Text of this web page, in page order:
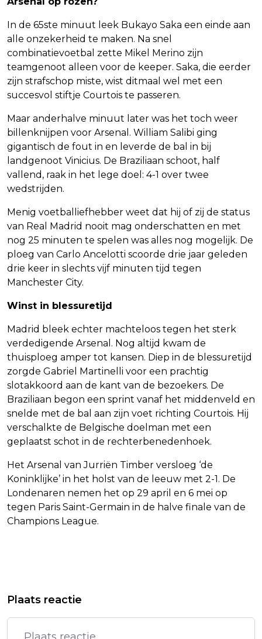
In de 65ste minuut leek Bukayo Saka een einde aan
alle onzekerheid te maken. Na snel
combinatievoetbal zette Mikel Merino zijn
teamgenoot alleen voor de keeper. Saka, die eerder
zijn strafschop miste, wist ditmaal wel met een
succesvol stiftje Courtois te passeren.
Maar anderhalve minuut later was het toch weer
billenknijpen voor Arsenal. William Salibi ging
gigantisch de fout in en leverde de bal in bij
landgenoot Vinicius. De Braziliaan schoot, half
vallend, raak in het lege doel: 4-1 over twee
wedstrijden.
Menig voetballiefhebber weet dat hij of zij de status
van Real Madrid nooit mag onderschatten en met
nog 25 minuten te spelen was alles nog mogelijk. De
ploeg van Carlo Ancelotti scoorde drie jaar geleden
drie keer in slechts vijf minuten tijd tegen
Manchester City.
Winst in blessuretijd
Madrid bleek echter machteloos tegen het sterk
verdedigende Arsenal. Nog altijd kwam de
thuisploeg amper tot kansen. Diep in de blessuretijd
zorgde Gabriel Martinelli voor een prachtig
slotakkoord aan de kant van de bezoekers. De
Braziliaan begon een sprint vanaf het middenveld en
snelde met de bal aan zijn voet richting Courtois. Hij
verschalkte de Belgische doelman met een
geplaatst schot in de rechterbenedenhoek.
Het Arsenal van Jurriën Timber versloeg ‘de
Koninklijke’ in het holst van de leeuw met 2-1. De
Londenaren nemen het op 29 april en 6 mei op
tegen Paris Saint-Germain in de halve finale van de
Champions League.
AANSLAG BIJ BRAND FLAT
ZUID-HOLLAND SLUIT PROVINCIEHUIS
IN DEN HAAG TIJDENS NAVO-TOP
Plaats reactie